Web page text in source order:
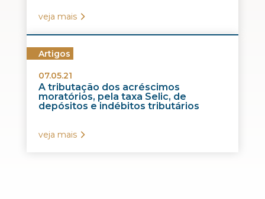
veja mais
Artigos
07.05.21
A tributação dos acréscimos
moratórios, pela taxa Selic, de
depósitos e indébitos tributários
veja mais